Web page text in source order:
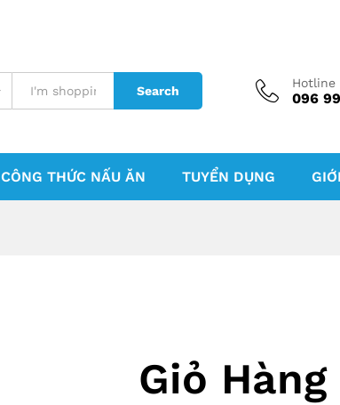
Search
Hotline
096
CÔNG THỨC NẤU ĂN TUYỂN DỤNG
Giỏ Hàng